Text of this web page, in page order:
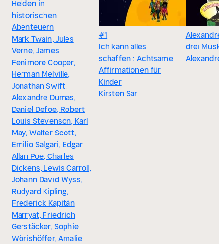
Helden in
historischen
Abenteuern
Mark Twain, Jules
Verne, James
Fenimore Cooper,
Herman Melville,
Jonathan Swift,
Alexandre Dumas,
Daniel Defoe, Robert
Louis Stevenson, Karl
May, Walter Scott,
Emilio Salgari, Edgar
Allan Poe, Charles
Dickens, Lewis Carroll,
Johann David Wyss,
Rudyard Kipling,
Frederick Kapitän
Marryat, Friedrich
Gerstäcker, Sophie
Wörishöffer, Amalie
#1
Ich kann alles
schaffen : Achtsame
Affirmationen für
Kinder
Kirsten Sar
drei